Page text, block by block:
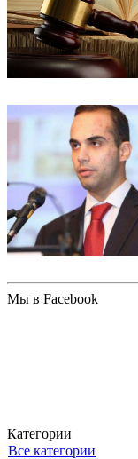
Мы в Facebook
Категории
Все категории